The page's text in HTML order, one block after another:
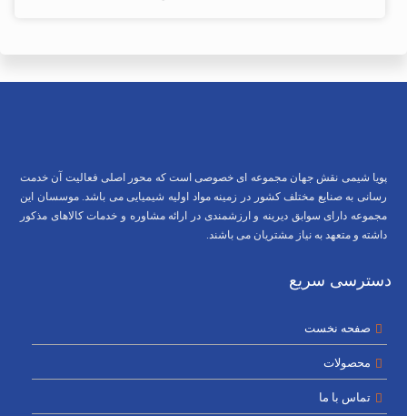
پویا شیمی نقش جهان مجموعه ای خصوصی است که محور اصلی فعالیت آن خدمت
رسانی به صنایع مختلف کشور در زمینه مواد اولیه شیمیایی می باشد. موسسان این
مجموعه دارای سوابق دیرینه و ارزشمندی در ارائه مشاوره و خدمات کالاهای مذکور
داشته و متعهد به نیاز مشتریان می باشند.
دسترسی سریع
صفحه نخست
محصولات
تماس با ما